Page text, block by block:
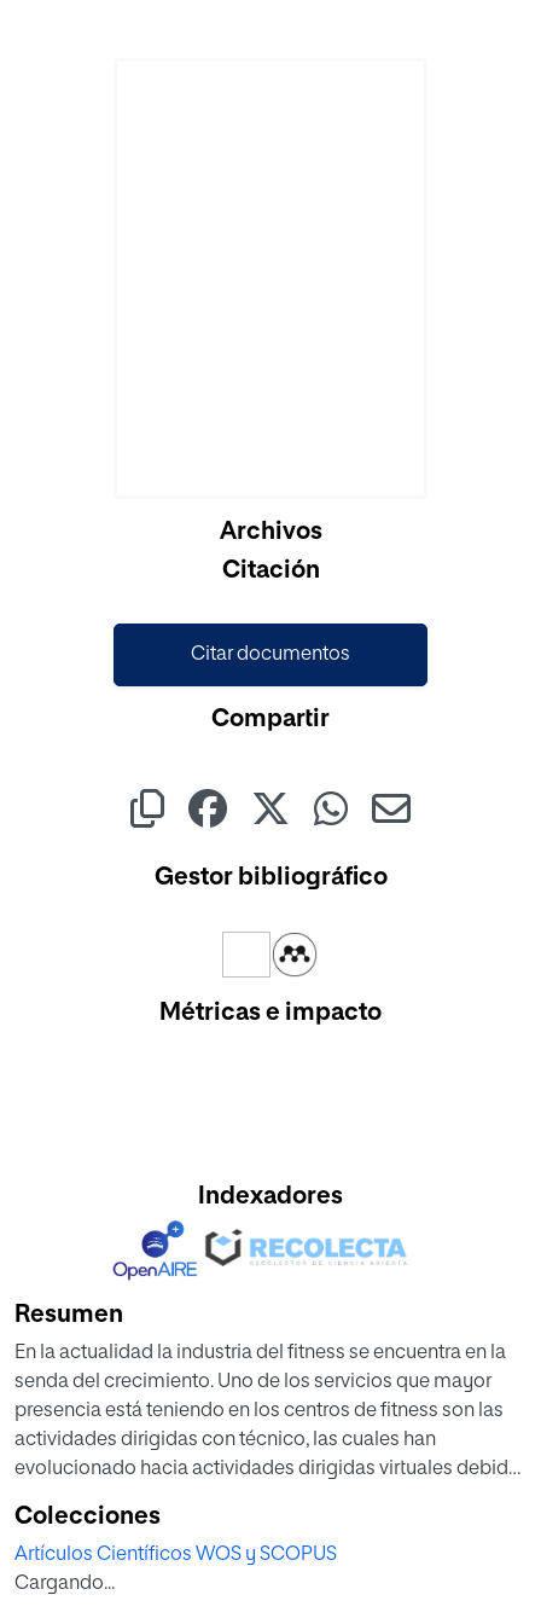
Archivos
Citación
Citar documentos
Compartir
Gestor bibliográfico
Métricas e impacto
Indexadores
Resumen
En la actualidad la industria del fitness se encuentra en la
senda del crecimiento. Uno de los servicios que mayor
presencia está teniendo en los centros de fitness son las
actividades dirigidas con técnico, las cuales han
evolucionado hacia actividades dirigidas virtuales debido
valor percibido y la satisfacción de los clientes en ambas
actividades, explorando las diferencias existentes entre
dichos servicios y la relación entre ambas variables. La
Colecciones
Artículos Científicos WOS y SCOPUS
Cargando...